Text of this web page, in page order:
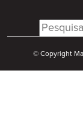
Search
for:
© Copyright